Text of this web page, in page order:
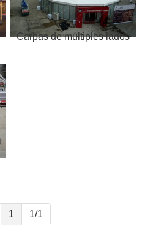
Carpas de múltiples lados
1 1/1